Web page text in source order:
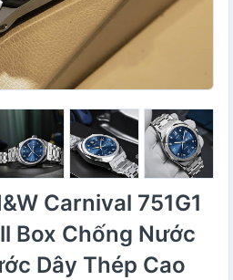
Carnival 751G1
Box Chống Nước
Dây Thép Cao